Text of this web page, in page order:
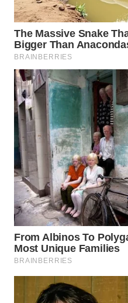
SUBANG
WN
SUKABUMI
WN
PURWAKARTA
PRIANGAN
TIMUR
WN
SEMARANG
WN
SOLO
BOROBUDUR